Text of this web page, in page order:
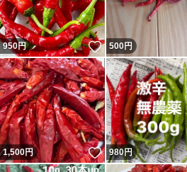
950円 いいね！
500円
1,500円 いいね！
980円